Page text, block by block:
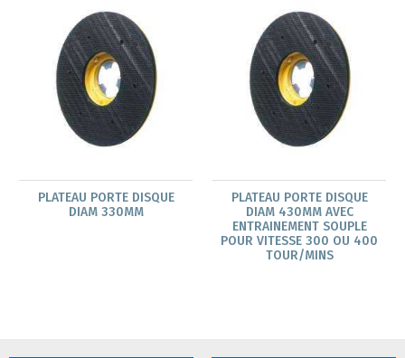
PLATEAU PORTE DISQUE
DIAM 330MM
PLATEAU PORTE DISQUE
DIAM 430MM AVEC
ENTRAINEMENT SOUPLE
POUR VITESSE 300 OU 400
TOUR/MINS